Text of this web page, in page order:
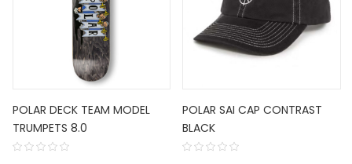
POLAR DECK TEAM MODEL
TRUMPETS 8.0
POLAR SAI CAP CONTRAST
BLACK